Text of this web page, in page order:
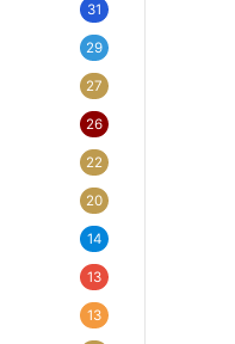
31
29
27
26
22
20
14
13
13